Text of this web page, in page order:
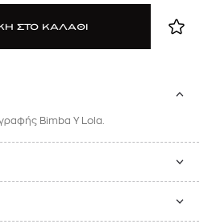
ΣΤΟ ΚΑΛΑΘΙ
Bimba Y Lola.